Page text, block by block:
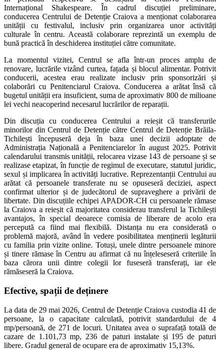
Internațional Shakespeare. În cadrul discuției preliminare,
conducerea Centrului de Detenție Craiova a menționat colaborarea
unității cu festivalul, inclusiv prin organizarea unor activități
culturale în centru. Această colaborare reprezintă un exemplu de
bună practică în deschiderea instituției către comunitate.
La momentul vizitei, Centrul se afla într-un proces amplu de
renovare, lucrările vizând curtea, fațada și blocul alimentar. Potrivit
conducerii, acestea erau realizate inclusiv prin sponsorizări și
colaborări cu Penitenciarul Craiova. Conducerea a arătat însă că
bugetul unității era insuficient, suma de aproximativ 800 de milioane
lei vechi neacoperind necesarul lucrărilor de reparații.
Din discuția cu conducerea Centrului a reieșit că transferurile
minorilor din Centrul de Detenție către Centrul de Detenție Brăila-
Tichilești începuseră deja în baza unei decizii adoptate de
Administrația Națională a Penitenciarelor în august 2025. Potrivit
calendarului transmis unității, relocarea vizase 143 de persoane și se
realizase etapizat, în funcție de regimul de executare, statutul juridic,
sexul și implicarea în activități lucrative. Reprezentanții Centrului au
arătat că persoanele transferate nu se opuseseră deciziei, aspect
confirmat ulterior și de judecătorul de supraveghere a privării de
libertate. Din discuțiile echipei APADOR-CH cu persoanele rămase
la Craiova a reieșit că majoritatea considerau transferul la Tichilești
avantajos, în special deoarece comisia de liberare de acolo era
percepută ca fiind mai flexibilă. Distanța nu era considerată o
problemă majoră, având în vedere posibilitatea menținerii legăturii
cu familia prin vizite online. Totuși, unele dintre persoanele minore
și tinere rămase în Centru au afirmat că nu înțeleseseră criteriile în
baza cărora unii dintre colegii lor fuseseră transferați, iar ele
rămăseseră la Craiova.
Efective, spații de deținere
La data de 29 mai 2026, Centrul de Detenție Craiova custodia 41 de
persoane, la o capacitate calculată, potrivit standardului de 4
mp/persoană, de 271 de locuri. Unitatea avea o suprafață totală de
cazare de 1.101,73 mp, 236 de paturi instalate și 195 de paturi
libere. Gradul general de ocupare era de aproximativ 15,13%.